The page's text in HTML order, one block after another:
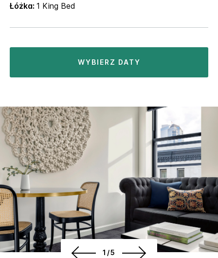
Łóżka: 1 King Bed
WYBIERZ DATY
1/5